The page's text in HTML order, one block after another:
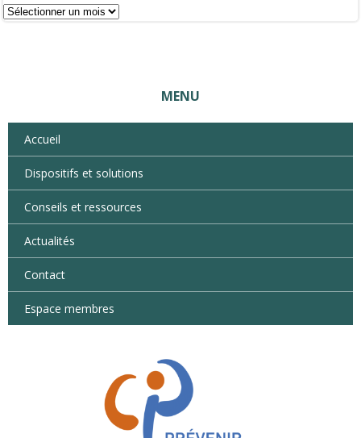
MENU
Accueil
Dispositifs et solutions
Conseils et ressources
Actualités
Contact
Espace membres